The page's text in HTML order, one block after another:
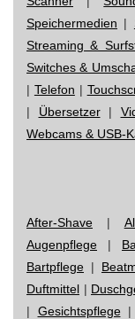
Speichermedien |
Streaming &
Switches &
| Telefon |
| Übersetzer|
Webcams & USB-
After-Shave |
Augenpflege |
Bartpflege |
Duftmittel |
| Gesichtspflege|